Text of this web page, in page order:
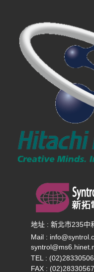
地址 : 新北市235中
Mail :
TEL : (02)28330506
FAX : (02)28330567